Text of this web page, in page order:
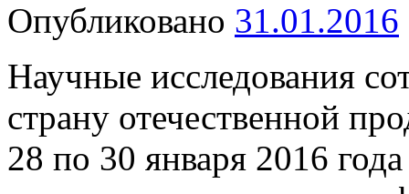
Опубликовано 31.01.2016
Научные исследования
страну отечественной
28 по 30 января 2016